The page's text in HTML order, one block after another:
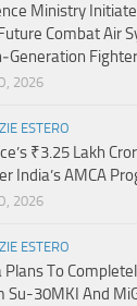
Ministry
Combat Air
2026
ESTERO
₹3.25 Lakh
India’s AMCA
2026
ESTERO
Plans To
Su-30MKI And